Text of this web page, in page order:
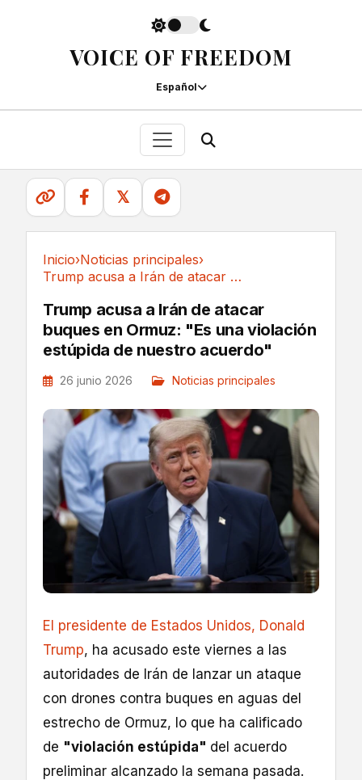
VOICE OF FREEDOM
Español
𝕏
Inicio›Noticias principales›
Trump acusa a Irán de atacar buques en Ormuz:...
Trump acusa a Irán de atacar
buques en Ormuz: "Es una violación
estúpida de nuestro acuerdo"
26 junio 2026 Noticias principales
El presidente de Estados Unidos, Donald
Trump, ha acusado este viernes a las
autoridades de Irán de lanzar un ataque
con drones contra buques en aguas del
estrecho de Ormuz, lo que ha calificado
de "violación estúpida" del acuerdo
preliminar alcanzado la semana pasada.